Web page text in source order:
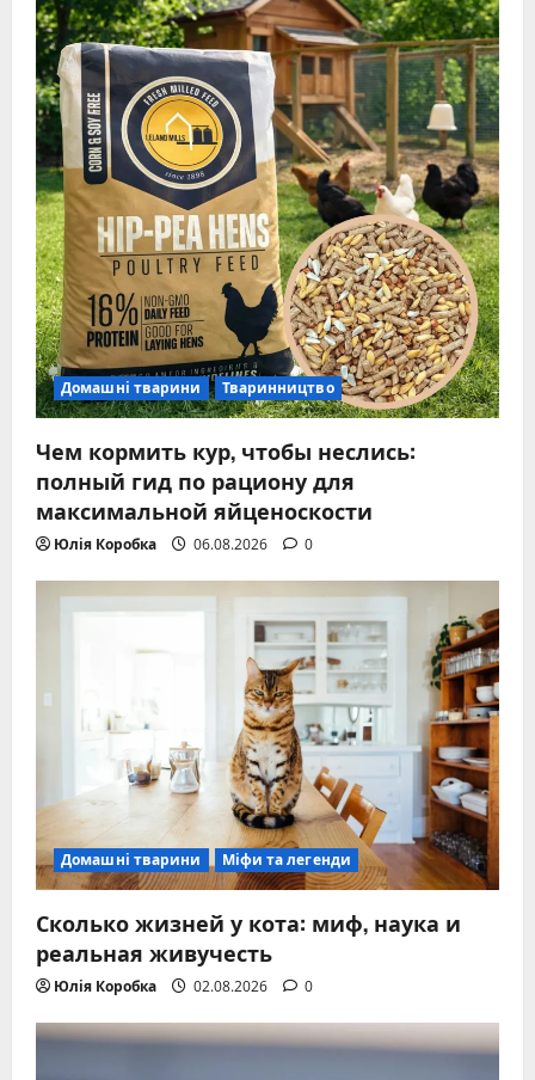
Домашні тварини Тваринництво
Чем кормить кур, чтобы неслись:
полный гид по рациону для
максимальной яйценоскости
Юлія Коробка 06.08.2026 0
Домашні тварини Міфи та легенди
Сколько жизней у кота: миф, наука и
реальная живучесть
Юлія Коробка 02.08.2026 0